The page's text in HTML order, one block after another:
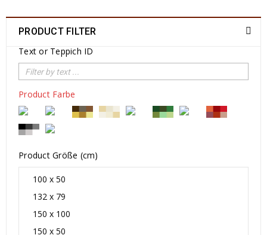
PRODUCT FILTER
Text or Teppich ID
Product Farbe
Product Größe (cm)